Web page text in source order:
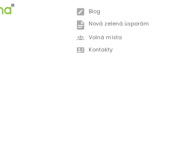
Blog
Nová zelená úsporám
Volná místa
Kontakty